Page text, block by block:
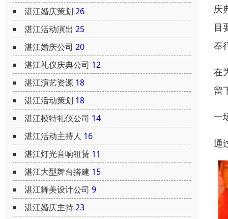
湛江婚庆策划 26
湛江活动演出 25
湛江婚庆公司 20
湛江礼仪庆典公司 12
湛江演艺资源 18
湛江活动策划 18
湛江模特礼仪公司 14
湛江活动主持人 16
湛江灯光音响租赁 11
湛江大型舞台搭建 15
湛江舞美设计公司 9
湛江婚庆主持23
庆
目
奉
在
留
一
通